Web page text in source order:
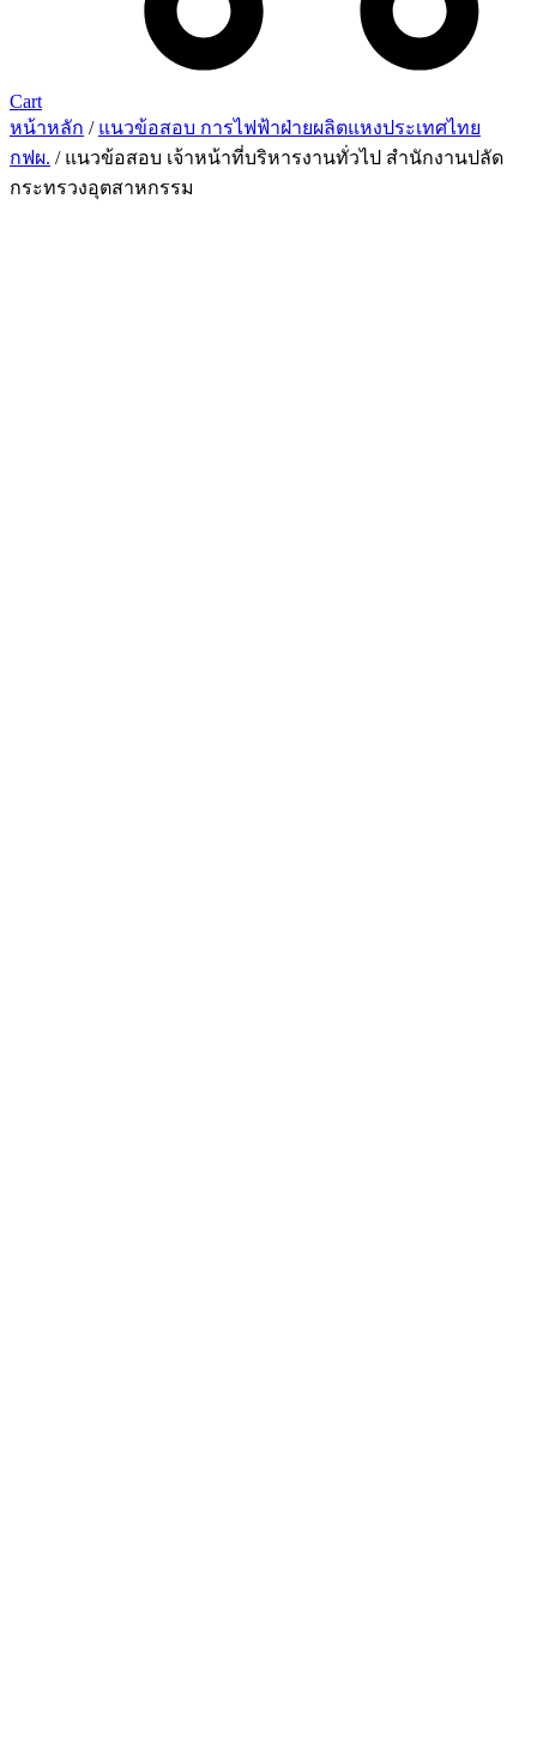
Cart
หน้าหลัก / แนวข้อสอบ การไฟฟ้าฝ่ายผลิตแหงประเทศไทย
กฟผ. / แนวข้อสอบ เจ้าหน้าที่บริหารงานทั่วไป สำนักงานปลัด
กระทรวงอุตสาหกรรม